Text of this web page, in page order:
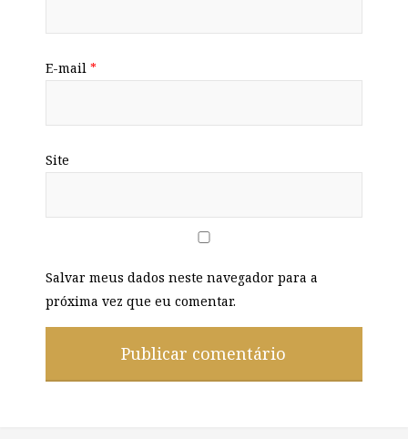
E-mail *
Site
Salvar meus dados neste navegador para a
próxima vez que eu comentar.